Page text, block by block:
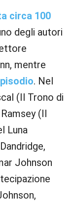
circa 100
degli autori
mentre
. Nel
(Il Trono di
(Il
Luna
Johnson